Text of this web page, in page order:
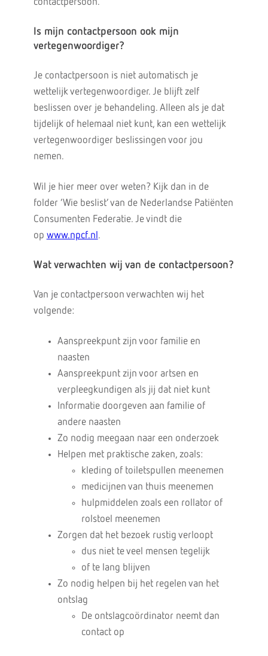
contactpersoon.
Is mijn contactpersoon ook mijn
vertegenwoordiger?
Je contactpersoon is niet automatisch je
wettelijk vertegenwoordiger. Je blijft zelf
beslissen over je behandeling. Alleen als je dat
tijdelijk of helemaal niet kunt, kan een wettelijk
vertegenwoordiger beslissingen voor jou
nemen.
Wil je hier meer over weten? Kijk dan in de
folder ‘Wie beslist’ van de Nederlandse Patiënten
Consumenten Federatie. Je vindt die
op www.npcf.nl .
Wat verwachten wij van de contactpersoon?
Van je contactpersoon verwachten wij het
volgende:
Aanspreekpunt zijn voor familie en
naasten
Aanspreekpunt zijn voor artsen en
verpleegkundigen als jij dat niet kunt
Informatie doorgeven aan familie of
andere naasten
Zo nodig meegaan naar een onderzoek
Helpen met praktische zaken, zoals:
kleding of toiletspullen meenemen
medicijnen van thuis meenemen
hulpmiddelen zoals een rollator of
rolstoel meenemen
Zorgen dat het bezoek rustig verloopt
dus niet te veel mensen tegelijk
of te lang blijven
Zo nodig helpen bij het regelen van het
ontslag
De ontslagcoördinator neemt dan
contact op